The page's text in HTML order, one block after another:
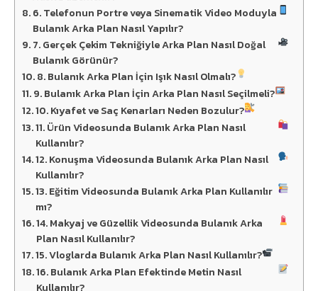
6. Telefonun Portre veya Sinematik Video Moduyla
Bulanık Arka Plan Nasıl Yapılır?
7. Gerçek Çekim Tekniğiyle Arka Plan Nasıl Doğal
Bulanık Görünür?
8. Bulanık Arka Plan İçin Işık Nasıl Olmalı?
9. Bulanık Arka Plan İçin Arka Plan Nasıl Seçilmeli?
10. Kıyafet ve Saç Kenarları Neden Bozulur?
11. Ürün Videosunda Bulanık Arka Plan Nasıl
Kullanılır?
12. Konuşma Videosunda Bulanık Arka Plan Nasıl
Kullanılır?
13. Eğitim Videosunda Bulanık Arka Plan Kullanılır
mı?
14. Makyaj ve Güzellik Videosunda Bulanık Arka
Plan Nasıl Kullanılır?
15. Vloglarda Bulanık Arka Plan Nasıl Kullanılır?
16. Bulanık Arka Plan Efektinde Metin Nasıl
Kullanılır?